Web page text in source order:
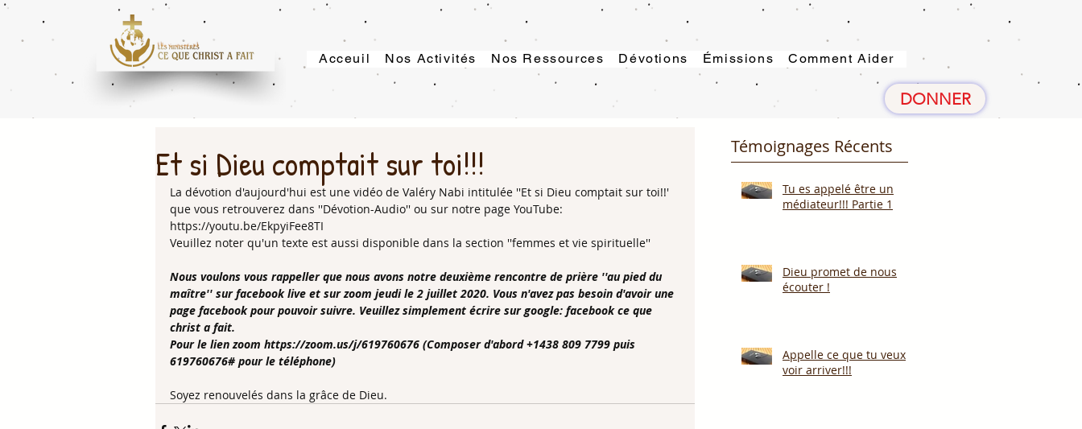
Acceuil Nos Activités Nos Ressources Dévotions Émissions Comment Aider
DONNER
Et si Dieu comptait sur toi!!!
La dévotion d'aujourd'hui est une vidéo de Valéry Nabi intitulée ''Et si Dieu comptait sur toi!!'
que vous retrouverez dans ''Dévotion-Audio'' ou sur notre page YouTube:
https://youtu.be/EkpyiFee8TI
Veuillez noter qu'un texte est aussi disponible dans la section ''femmes et vie spirituelle''
Nous voulons vous rappeller que nous avons notre deuxième rencontre de prière ''au pied du
maître'' sur facebook live et sur zoom jeudi le 2 juillet 2020. Vous n'avez pas besoin d'avoir une
page facebook pour pouvoir suivre. Veuillez simplement écrire sur google: facebook ce que
christ a fait.
Pour le lien zoom https://zoom.us/j/619760676 (Composer d'abord +1438 809 7799 puis
619760676# pour le téléphone)
Soyez renouvelés dans la grâce de Dieu.
Témoignages Récents
Tu es appelé être un
médiateur!!! Partie 1
Dieu promet de nous
écouter !
Appelle ce que tu veux
voir arriver!!!